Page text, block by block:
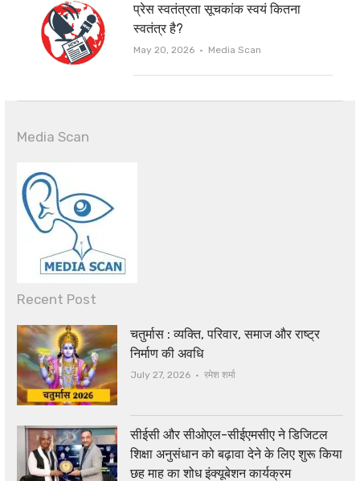
प्रेस स्वतंत्रता सूचकांक स्वयं कितना
स्वतंत्र है?
May 20, 2026 Author
Media Scan
Media Scan
Recent Post
चतुर्मास : व्यक्ति, परिवार, समाज और राष्ट्र
निर्माण की अवधि
July 27, 2026 Author
रमेश शर्मा
सीईसी और सीओएल-सीईएमसीए ने डिजिटल
शिक्षा अनुसंधान को बढ़ावा देने के लिए शुरू किया
छह माह का शोध इंक्यूबेशन कार्यक्रम